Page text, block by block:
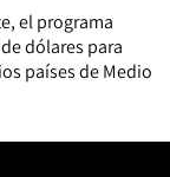
el programa
dólares para
países de Medio